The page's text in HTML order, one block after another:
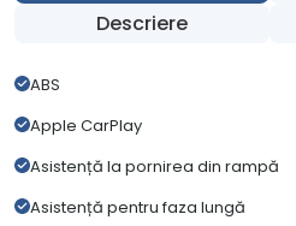
Descriere
ABS
Apple CarPlay
Asistență la pornirea din rampă
Asistență pentru faza lungă